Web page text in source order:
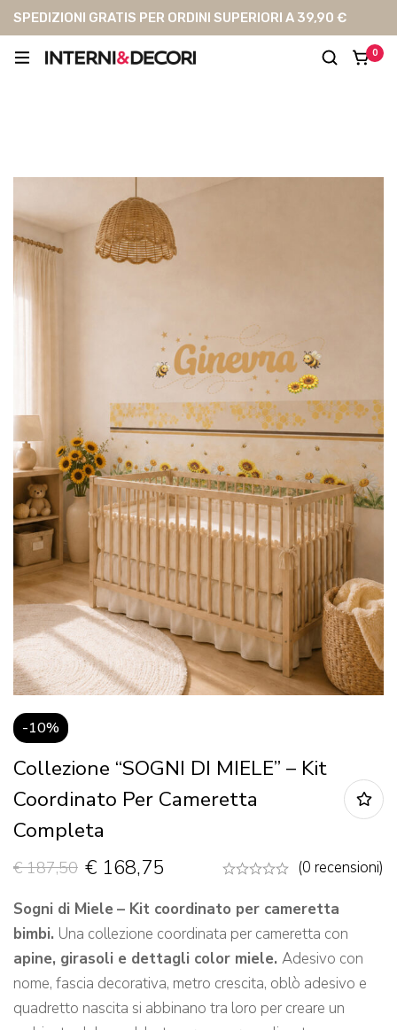
SPEDIZIONI GRATIS PER ORDINI SUPERIORI A 39,90 €
0
-10%
Collezione “SOGNI DI MIELE” – Kit
Coordinato Per Cameretta
Completa
€187,50 € 168,75 (0 recensioni)
Sogni di Miele – Kit coordinato per cameretta
bimbi. Una collezione coordinata per cameretta con
apine, girasoli e dettagli color miele. Adesivo con
nome, fascia decorativa, metro crescita, oblò adesivo e
quadretto nascita si abbinano tra loro per creare un